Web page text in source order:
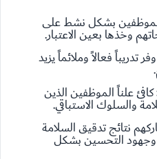
بشكل نشط على
وخذها بعين الاعتبار.
وفر تدريباً فعالاً وملائماً يزيد
كافئ علناً الموظفين الذين
والسلوك الاستباقي.
نتائج تدقيق السلامة
وجهود التحسين بشكل